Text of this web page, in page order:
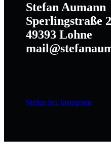
Stefan Aumann
Sperlingstraße 2
49393 Lohne
Stefan bei Instagram